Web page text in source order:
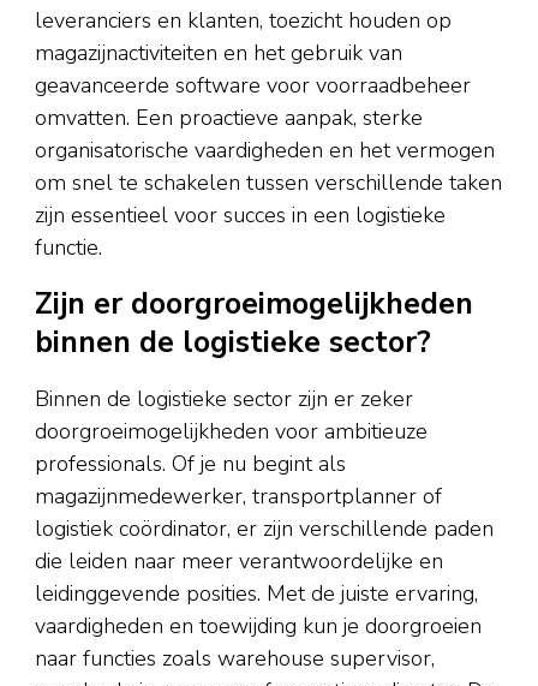
leveranciers en klanten, toezicht houden op
magazijnactiviteiten en het gebruik van
geavanceerde software voor voorraadbeheer
omvatten. Een proactieve aanpak, sterke
organisatorische vaardigheden en het vermogen
om snel te schakelen tussen verschillende taken
zijn essentieel voor succes in een logistieke
functie.
Zijn er doorgroeimogelijkheden
binnen de logistieke sector?
Binnen de logistieke sector zijn er zeker
doorgroeimogelijkheden voor ambitieuze
professionals. Of je nu begint als
magazijnmedewerker, transportplanner of
logistiek coördinator, er zijn verschillende paden
die leiden naar meer verantwoordelijke en
leidinggevende posities. Met de juiste ervaring,
vaardigheden en toewijding kun je doorgroeien
naar functies zoals warehouse supervisor,